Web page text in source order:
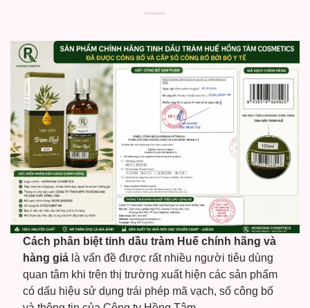
Cách phân biệt tinh dầu tràm Huế chính hãng và
hàng giả là vấn đề được rất nhiều người tiêu dùng
quan tâm khi trên thị trường xuất hiện các sản phẩm
có dấu hiệu sử dụng trái phép mã vạch, số công bố